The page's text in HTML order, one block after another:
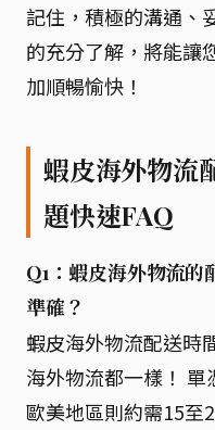
記住，積極的溝通、
的充分了解，將能讓
加順暢愉快！
蝦皮海外物流
題快速FAQ
Q1：蝦皮海外物流的
準確？
蝦皮海外物流配送時
海外物流都一樣！ 單
歐美地區則約需15至